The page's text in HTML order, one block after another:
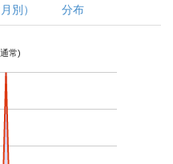
別） 分布
常)